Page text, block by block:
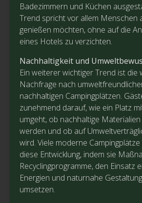
Badezimmern und Küchen
Trend spricht vor allem Menschen
genießen möchten, ohne auf die
eines Hotels zu verzichten.
Nachhaltigkeit und
Ein weiterer wichtiger Trend ist die
Nachfrage nach
nachhaltigen Campingplätzen.
zunehmend darauf, wie ein Platz
umgeht, ob nachhaltige
werden und ob auf
wird. Viele moderne
diese Entwicklung, indem sie
Recyclingprogramme, den Einsatz
Energien und naturnahe
umsetzen.